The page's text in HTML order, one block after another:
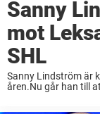
Sanny
mot
SHL
Sanny Lindström är
åren.Nu går han till